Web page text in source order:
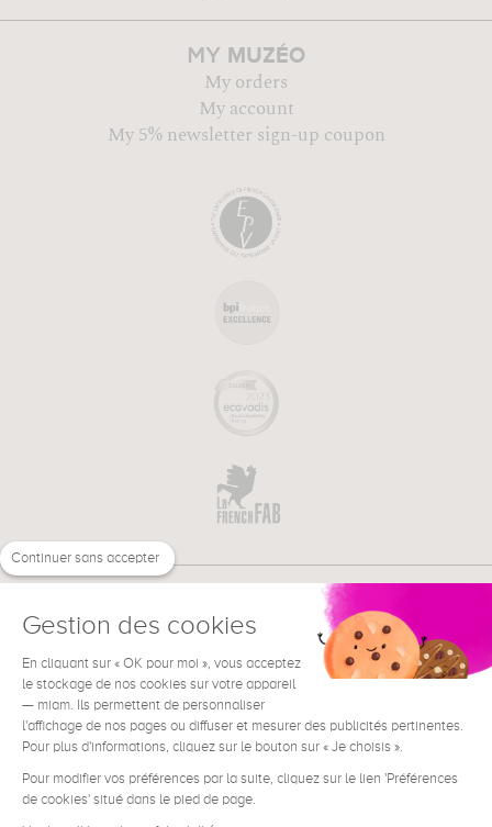
MY MUZÉO
My orders
My account
My 5% newsletter sign-up coupon
NEED HELP ? € EN
Terms & Conditions
Continuer sans accepter
Gestion des cookies
En cliquant sur « OK pour moi », vous acceptez
le stockage de nos cookies sur votre appareil
— miam. Ils permettent de personnaliser
l'affichage de nos pages ou diffuser et mesurer des publicités pertinentes.
Pour plus d'informations, cliquez sur le bouton sur « Je choisis ».
Pour modifier vos préférences par la suite, cliquez sur le lien 'Préférences
de cookies' situé dans le pied de page.